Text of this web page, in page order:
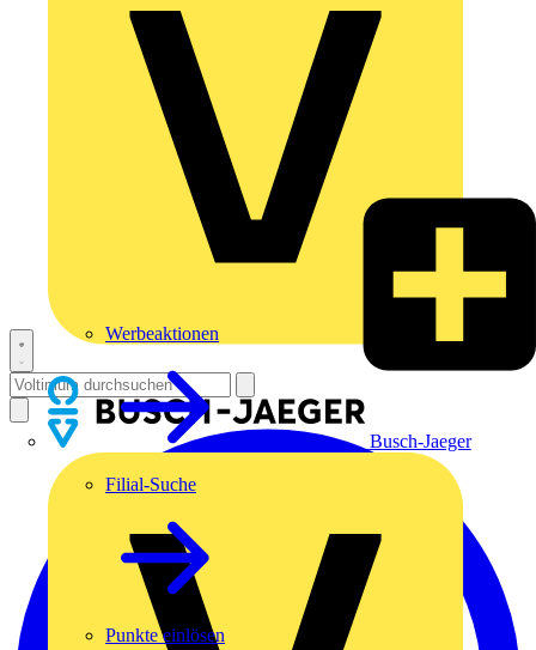
Busch-Jaeger
Werbeaktionen
Filial-Suche
Punkte einlösen